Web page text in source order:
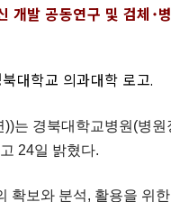
개발 공동연구 및 검체˙
대학교 의과대학 로고.
는 경북대학교병원(병
24일 밝혔다.
확보와 분석, 활용을 위